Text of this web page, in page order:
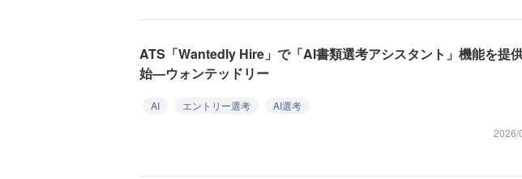
ATS「Wantedly Hire」で「AI書類選考アシスタント」機能を提
始—ウォンテッドリー
AI エントリー選考
AI選考
2026/